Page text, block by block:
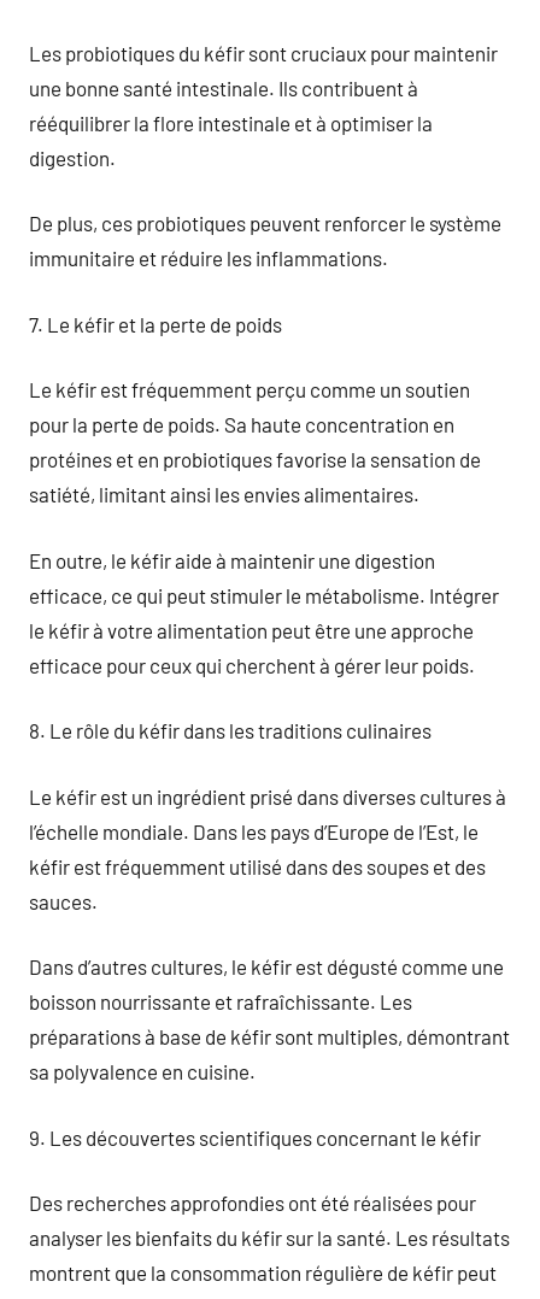
Les probiotiques du kéfir sont cruciaux pour maintenir
une bonne santé intestinale. Ils contribuent à
rééquilibrer la flore intestinale et à optimiser la
digestion.
De plus, ces probiotiques peuvent renforcer le système
immunitaire et réduire les inflammations.
7. Le kéfir et la perte de poids
Le kéfir est fréquemment perçu comme un soutien
pour la perte de poids. Sa haute concentration en
protéines et en probiotiques favorise la sensation de
satiété, limitant ainsi les envies alimentaires.
En outre, le kéfir aide à maintenir une digestion
efficace, ce qui peut stimuler le métabolisme. Intégrer
le kéfir à votre alimentation peut être une approche
efficace pour ceux qui cherchent à gérer leur poids.
8. Le rôle du kéfir dans les traditions culinaires
Le kéfir est un ingrédient prisé dans diverses cultures à
l’échelle mondiale. Dans les pays d’Europe de l’Est, le
kéfir est fréquemment utilisé dans des soupes et des
sauces.
Dans d’autres cultures, le kéfir est dégusté comme une
boisson nourrissante et rafraîchissante. Les
préparations à base de kéfir sont multiples, démontrant
sa polyvalence en cuisine.
9. Les découvertes scientifiques concernant le kéfir
Des recherches approfondies ont été réalisées pour
analyser les bienfaits du kéfir sur la santé. Les résultats
montrent que la consommation régulière de kéfir peut